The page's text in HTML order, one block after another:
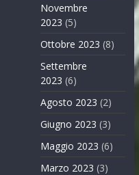
Novembre
2023 (5)
Ottobre 2023 (8)
Settembre
2023 (6)
Agosto 2023 (2)
Giugno 2023 (3)
Maggio 2023 (6)
Marzo 2023 (3)